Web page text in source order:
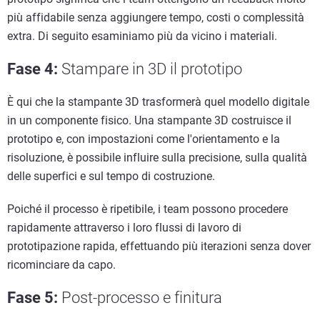
più affidabile senza aggiungere tempo, costi o complessità
extra. Di seguito esaminiamo più da vicino i materiali.
Fase 4: Stampare in 3D il prototipo
È qui che la stampante 3D trasformerà quel modello digitale
in un componente fisico. Una stampante 3D costruisce il
prototipo e, con impostazioni come l'orientamento e la
risoluzione, è possibile influire sulla precisione, sulla qualità
delle superfici e sul tempo di costruzione.
Poiché il processo è ripetibile, i team possono procedere
rapidamente attraverso i loro flussi di lavoro di
prototipazione rapida, effettuando più iterazioni senza dover
ricominciare da capo.
Fase 5: Post-processo e finitura